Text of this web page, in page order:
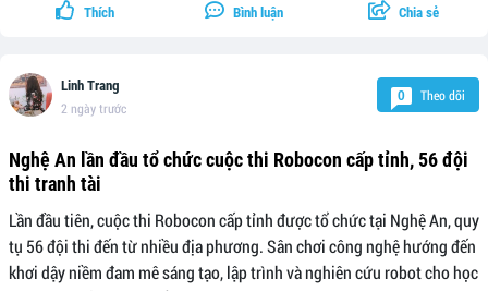
Thích Bình luận Chia sẻ
Linh Trang
2 ngày trước
0 Theo dõi
Nghệ An lần đầu tổ chức cuộc thi Robocon cấp tỉnh, 56 đội
thi tranh tài
Lần đầu tiên, cuộc thi Robocon cấp tỉnh được tổ chức tại Nghệ An, quy
tụ 56 đội thi đến từ nhiều địa phương. Sân chơi công nghệ hướng đến
khơi dậy niềm đam mê sáng tạo, lập trình và nghiên cứu robot cho học